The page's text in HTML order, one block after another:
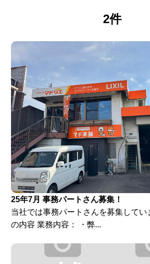
2件
25年7月 事務パートさん募集！
当社では事務パートさんを募集し
の内容 業務内容： ・弊...